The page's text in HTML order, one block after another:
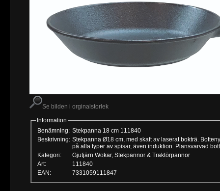
Se bilden i orginalstorlek
Information
Benämning: Stekpanna 18 cm 111840
Beskrivning: Stekpanna Ø18 cm, med skaft av laserat bokträ.
på alla typer av spisar, även induktion. Plansvarvad
Kategori:
Gjutjärn Wokar, Stekpannor & Traktörpannor
Art:
111840
EAN:
7331059111847